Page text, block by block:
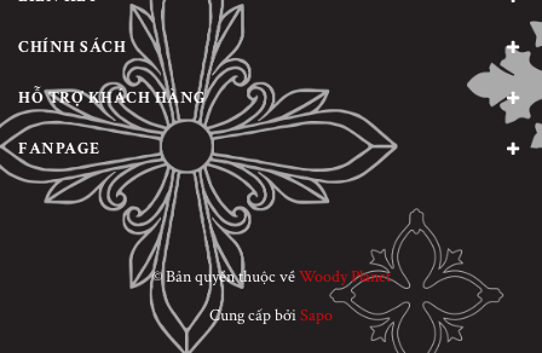
CHÍNH SÁCH
HỖ TRỢ KHÁCH HÀNG
FANPAGE
© Bản quyền thuộc vềWoody Planet
Cung cấp bởiSapo